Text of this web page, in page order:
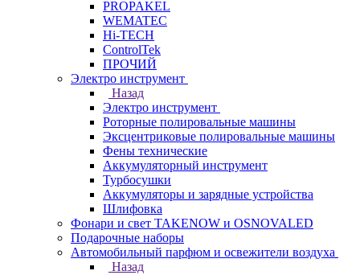
PROPAKEL
WEMATEC
Hi-TECH
ControlTek
ПРОЧИЙ
Электро инструмент
Назад
Электро инструмент
Роторные полировальные машины
Эксцентриковые полировальные машины
Фены технические
Аккумуляторный инструмент
Турбосушки
Аккумуляторы и зарядные устройства
Шлифовка
Фонари и свет TAKENOW и OSNOVALED
Подарочные наборы
Автомобильный парфюм и освежители воздуха
Назад